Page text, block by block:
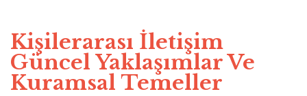
Kişilerarası İletişim
Güncel Yaklaşımlar Ve
Kuramsal Temeller